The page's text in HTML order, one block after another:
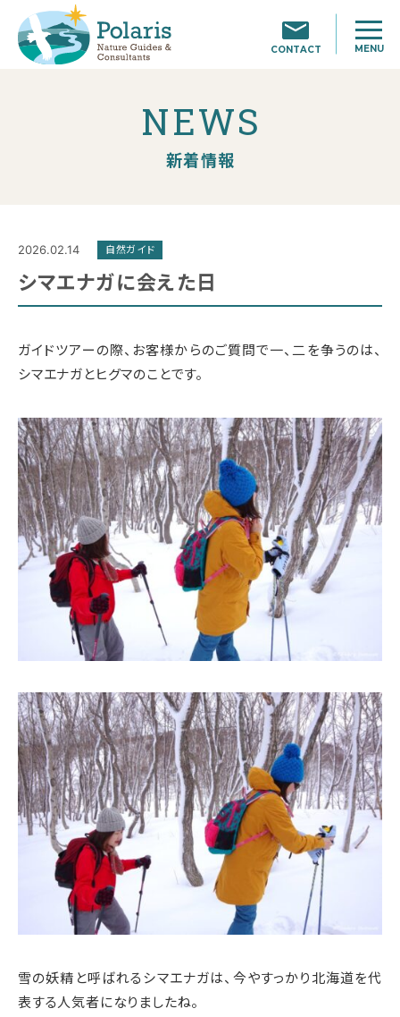
CONTACT MENU
NEWS
新着情報
2026.02.14 自然ガイド
シマエナガに会えた日
ガイドツアーの際、お客様からのご質問で一、二を争うのは、
シマエナガとヒグマのことです。
雪の妖精と呼ばれるシマエナガは、今やすっかり北海道を代
表する人気者になりましたね。